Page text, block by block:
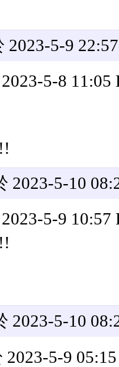
2023-5-9
5-8 11:05
2023-5-10
5-9 10:57
2023-5-10
2023-5-9